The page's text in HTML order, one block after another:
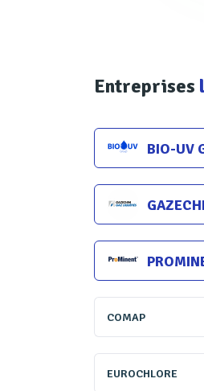
et
Entreprises
BIO-UV
COMAP
EUROCHLORE